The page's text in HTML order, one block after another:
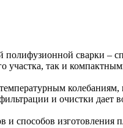
сварки –
так и
и очистки дает
и способов